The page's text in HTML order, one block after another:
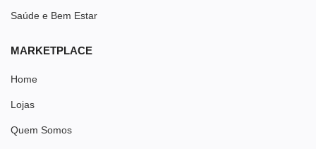
Saúde e Bem Estar
MARKETPLACE
Home
Lojas
Quem Somos